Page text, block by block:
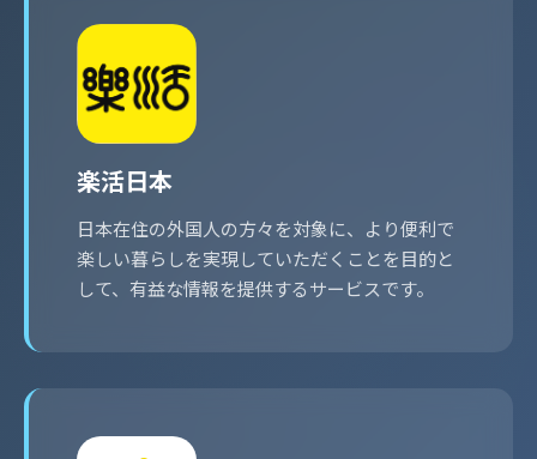
楽活日本
日本在住の外国人の方々を対象に、より便利で
楽しい暮らしを実現していただくことを目的と
して、有益な情報を提供するサービスです。